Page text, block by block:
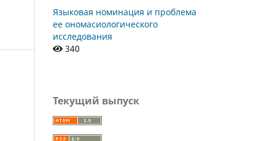
Языковая номинация и проблема
ее ономасиологического
исследования
340
Текущий выпуск